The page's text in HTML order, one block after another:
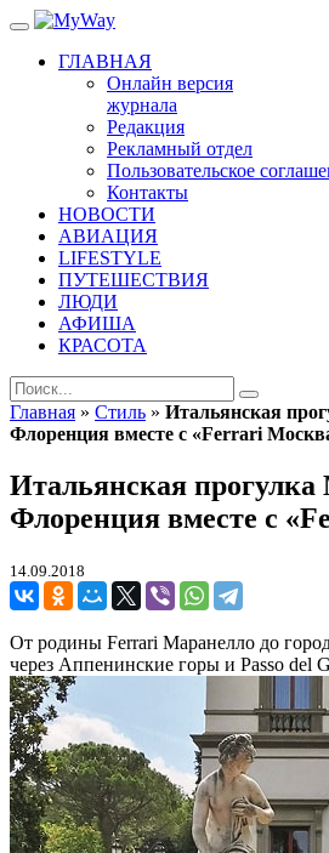
ГЛАВНАЯ
Онлайн версия
журнала
Редакция
Рекламный отдел
Пользовательское
Контакты
НОВОСТИ
АВИАЦИЯ
LIFESTYLE
ПУТЕШЕСТВИЯ
ЛЮДИ
АФИША
КРАСОТА
Главная » Стиль » Итальянская
Флоренция вместе с «Ferrari
Итальянская прогулка
Флоренция вместе с
14.09.2018
От родины Ferrari Маранелло до
через Аппенинские горы и Passo del